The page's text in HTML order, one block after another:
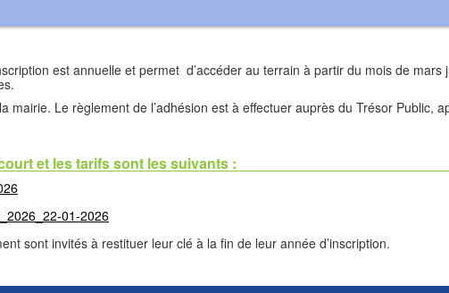
est annuelle et permet d’accéder au terrain à partir du mois de
mairie. Le règlement de l’adhésion est à effectuer auprès du Trésor Public,
et les tarifs sont les suivants :
01-2026
sont invités à restituer leur clé à la fin de leur année d’inscription.